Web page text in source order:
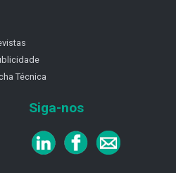
Técnica
Siga-nos